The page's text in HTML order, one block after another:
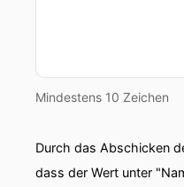
Mindestens 10 Zeichen
Durch das Abschicken
dass der Wert unter